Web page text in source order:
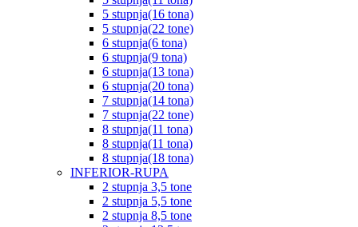
5 stupnja(16 tona)
5 stupnja(22 tone)
6 stupnja(6 tona)
6 stupnja(9 tona)
6 stupnja(13 tona)
6 stupnja(20 tona)
7 stupnja(14 tona)
7 stupnja(22 tone)
8 stupnja(11 tona)
8 stupnja(11 tona)
8 stupnja(18 tona)
INFERIOR-RUPA
2 stupnja 3,5 tone
2 stupnja 5,5 tone
2 stupnja 8,5 tone